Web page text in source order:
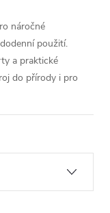
náročné
použití.
a praktické
do přírody i pro